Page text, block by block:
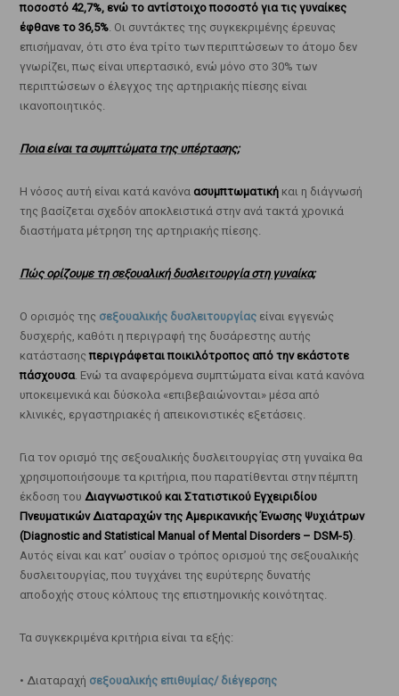
ποσοστό 42,7%, ενώ το αντίστοιχο ποσοστό για τις γυναίκες
έφθανε το 36,5%. Οι συντάκτες της συγκεκριμένης έρευνας
επισήμαναν, ότι στο ένα τρίτο των περιπτώσεων το άτομο δεν
γνωρίζει, πως είναι υπερτασικό, ενώ μόνο στο 30% των
περιπτώσεων ο έλεγχος της αρτηριακής πίεσης είναι
ικανοποιητικός.
Ποια είναι τα συμπτώματα της υπέρτασης;
Η νόσος αυτή είναι κατά κανόνα ασυμπτωματικήκαι η διάγνωσή
της βασίζεται σχεδόν αποκλειστικά στην ανά τακτά χρονικά
διαστήματα μέτρηση της αρτηριακής πίεσης.
Πώς ορίζουμε τη σεξουαλική δυσλειτουργία στη γυναίκα;
Ο ορισμός της σεξουαλικής δυσλειτουργίαςείναι εγγενώς
δυσχερής, καθότι η περιγραφή της δυσάρεστης αυτής
κατάστασηςπεριγράφεται ποικιλότροπος από την εκάστοτε
πάσχουσα. Ενώ τα αναφερόμενα συμπτώματα είναι κατά κανόνα
υποκειμενικά και δύσκολα «επιβεβαιώνονται» μέσα από
κλινικές, εργαστηριακές ή απεικονιστικές εξετάσεις.
Για τον ορισμό της σεξουαλικής δυσλειτουργίας στη γυναίκα θα
χρησιμοποιήσουμε τα κριτήρια, που παρατίθενται στην πέμπτη
έκδοση του Διαγνωστικού και Στατιστικού Εγχειριδίου
Πνευματικών Διαταραχών της Αμερικανικής Ένωσης Ψυχιάτρων
(Diagnostic and Statistical Manual of Mental Disorders – DSM-5).
Αυτός είναι και κατ’ ουσίαν ο τρόπος ορισμού της σεξουαλικής
δυσλειτουργίας, που τυγχάνει της ευρύτερης δυνατής
αποδοχής στους κόλπους της επιστημονικής κοινότητας.
Τα συγκεκριμένα κριτήρια είναι τα εξής:
• Διαταραχή σεξουαλικής επιθυμίας/ διέγερσης